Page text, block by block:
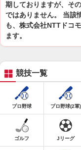
期しておりますが、そ
ではありません。 当該
も、株式会社NTTドコ
ます。
競技一覧
プロ野球 プロ野球(2軍)
ゴルフ Jリーグ